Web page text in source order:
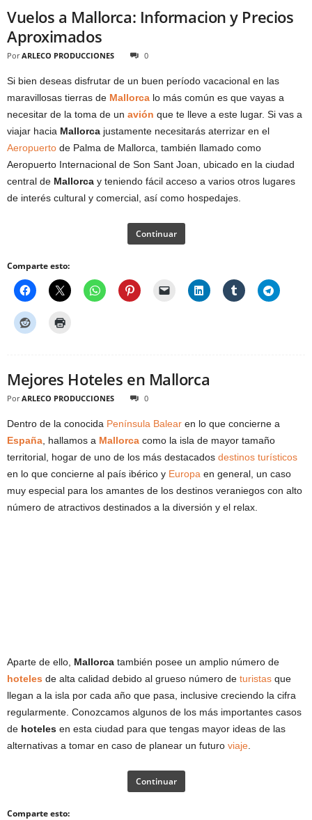
Vuelos a Mallorca: Informacion y Precios
Aproximados
Por ARLECO PRODUCCIONES 0
Si bien deseas disfrutar de un buen período vacacional en las
maravillosas tierras de Mallorca lo más común es que vayas a
necesitar de la toma de un avión que te lleve a este lugar. Si vas a
viajar hacia Mallorca justamente necesitarás aterrizar en el
Aeropuerto de Palma de Mallorca, también llamado como
Aeropuerto Internacional de Son Sant Joan, ubicado en la ciudad
central de Mallorca y teniendo fácil acceso a varios otros lugares
de interés cultural y comercial, así como hospedajes.
Continuar
Comparte esto:
Mejores Hoteles en Mallorca
Por ARLECO PRODUCCIONES 0
Dentro de la conocida Península Balear en lo que concierne a
España , hallamos a Mallorca como la isla de mayor tamaño
territorial, hogar de uno de los más destacados destinos turísticos
en lo que concierne al país ibérico y Europa en general, un caso
muy especial para los amantes de los destinos veraniegos con alto
número de atractivos destinados a la diversión y el relax.
Aparte de ello, Mallorca también posee un amplio número de
hoteles de alta calidad debido al grueso número de turistas que
llegan a la isla por cada año que pasa, inclusive creciendo la cifra
regularmente. Conozcamos algunos de los más importantes casos
de hoteles en esta ciudad para que tengas mayor ideas de las
alternativas a tomar en caso de planear un futuro viaje
Continuar
Comparte esto: